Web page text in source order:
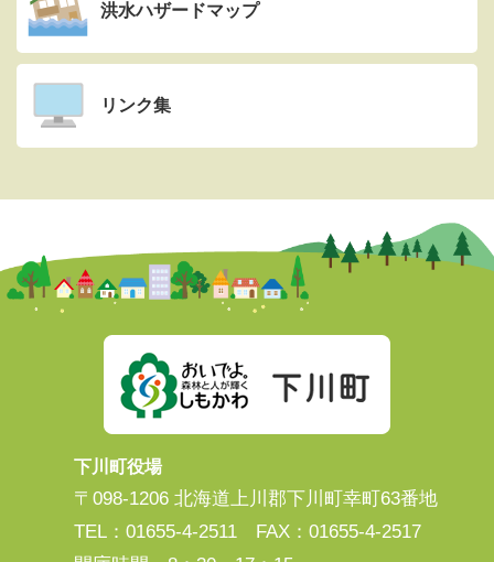
洪水ハザードマップ
リンク集
下川町役場
〒098-1206 北海道上川郡下川町幸町63番地
TEL：01655-4-2511 FAX：01655-4-2517